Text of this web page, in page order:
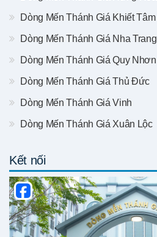
Dòng Mến Thánh Giá Khiết Tâm
Dòng Mến Thánh Giá Nha Trang
Dòng Mến Thánh Giá Quy Nhơn
Dòng Mến Thánh Giá Thủ Đức
Dòng Mến Thánh Giá Vinh
Dòng Mến Thánh Giá Xuân Lộc
Kết nối